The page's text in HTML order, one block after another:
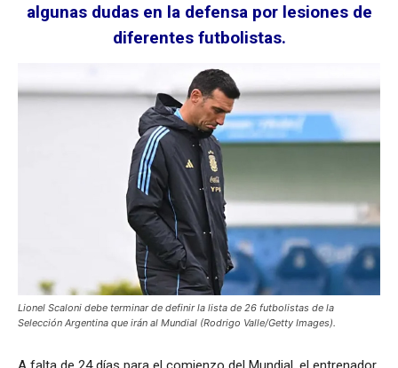
algunas dudas en la defensa por lesiones de
diferentes futbolistas.
Lionel Scaloni debe terminar de definir la lista de 26 futbolistas de la
Selección Argentina que irán al Mundial (Rodrigo Valle/Getty Images).